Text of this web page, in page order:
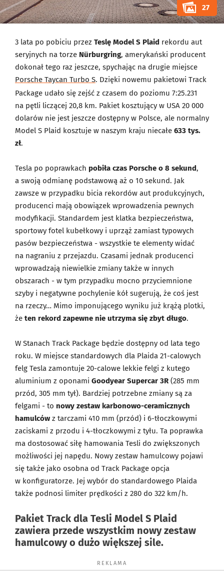
27
3 lata po pobiciu przez Teslę Model S Plaid rekordu aut
seryjnych na torze Nürburgring, amerykański producent
dokonał tego raz jeszcze, spychając na drugie miejsce
Porsche Taycan Turbo S. Dzięki nowemu pakietowi Track
Package udało się zejść z czasem do poziomu 7:25.231
na pętli liczącej 20,8 km. Pakiet kosztujący w USA 20 000
dolarów nie jest jeszcze dostępny w Polsce, ale normalny
Model S Plaid kosztuje w naszym kraju niecałe 633 tys.
zł.
Tesla po poprawkach pobiła czas Porsche o 8 sekund,
a swoją odmianę podstawową aż o 10 sekund. Jak
zawsze w przypadku bicia rekordów aut produkcyjnych,
producenci mają obowiązek wprowadzenia pewnych
modyfikacji. Standardem jest klatka bezpieczeństwa,
sportowy fotel kubełkowy i uprząż zamiast typowych
pasów bezpieczeństwa - wszystkie te elementy widać
na nagraniu z przejazdu. Czasami jednak producenci
wprowadzają niewielkie zmiany także w innych
obszarach - w tym przypadku mocno przyciemnione
szyby i negatywne pochylenie kół sugerują, że coś jest
na rzeczy… Mimo imponującego wyniku już krążą plotki,
że ten rekord zapewne nie utrzyma się zbyt długo.
W Stanach Track Package będzie dostępny od lata tego
roku. W miejsce standardowych dla Plaida 21-calowych
felg Tesla zamontuje 20-calowe lekkie felgi z kutego
aluminium z oponami Goodyear Supercar 3R (285 mm
przód, 305 mm tył). Bardziej potrzebne zmiany są za
felgami - to nowy zestaw karbonowo-ceramicznych
hamulców z tarczami 410 mm (przód) i 6-tłoczkowymi
zaciskami z przodu i 4-tłoczkowymi z tyłu. Ta poprawka
ma dostosować siłę hamowania Tesli do zwiększonych
możliwości jej napędu. Nowy zestaw hamulcowy pojawi
się także jako osobna od Track Package opcja
w konfiguratorze. Jej wybór do standardowego Plaida
także podnosi limiter prędkości z 280 do 322 km/h.
Pakiet Track dla Tesli Model S Plaid
zawiera przede wszystkim nowy zestaw
hamulcowy o dużo większej sile.
REKLAMA